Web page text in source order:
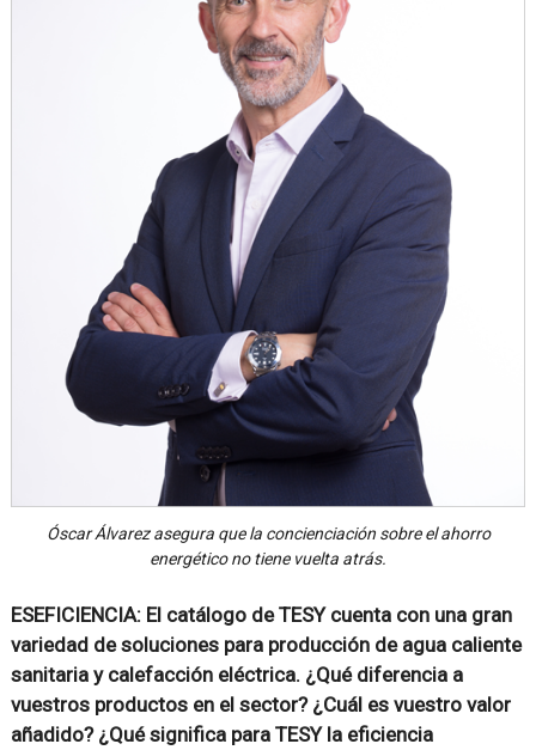
Óscar Álvarez asegura que la concienciación sobre el ahorro
energético no tiene vuelta atrás.
ESEFICIENCIA: El catálogo de TESY cuenta con una gran
variedad de soluciones para producción de agua caliente
sanitaria y calefacción eléctrica. ¿Qué diferencia a
vuestros productos en el sector? ¿Cuál es vuestro valor
añadido? ¿Qué significa para TESY la eficiencia